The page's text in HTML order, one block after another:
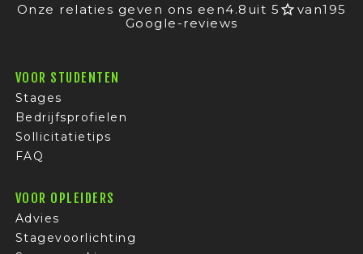
Onze relaties geven ons een4.8 uit 5 van195
Google-reviews
VOOR STUDENTEN
Stages
Bedrijfsprofielen
Sollicitatietips
FAQ
VOOR OPLEIDERS
Advies
Stagevoorlichting